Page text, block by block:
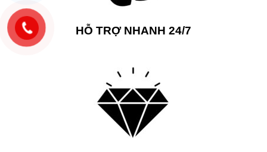
HỖ TRỢ NHANH 24/7